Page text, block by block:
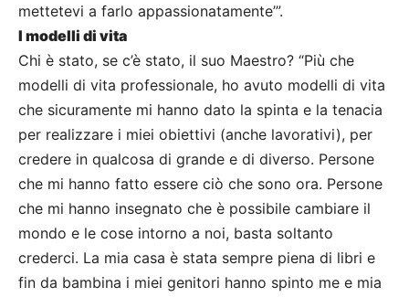
mettetevi a farlo appassionatamente’”.
I modelli di vita
Chi è stato, se c’è stato, il suo Maestro? “Più che
modelli di vita professionale, ho avuto modelli di vita
che sicuramente mi hanno dato la spinta e la tenacia
per realizzare i miei obiettivi (anche lavorativi), per
credere in qualcosa di grande e di diverso. Persone
che mi hanno fatto essere ciò che sono ora. Persone
che mi hanno insegnato che è possibile cambiare il
mondo e le cose intorno a noi, basta soltanto
crederci. La mia casa è stata sempre piena di libri e
fin da bambina i miei genitori hanno spinto me e mia